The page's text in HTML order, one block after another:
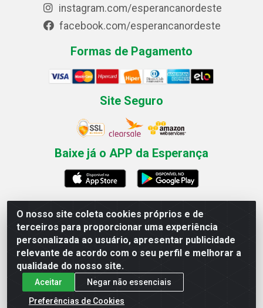
O nosso site coleta cookies próprios e de
terceiros para proporcionar uma experiência
personalizada ao usuário, apresentar publicidade
relevante de acordo com o seu perfil e melhorar a
qualidade do nosso site.
Aceitar
Negar não essenciais
Preferências de Cookies
instagram.com/esperancanordeste
facebook.com/esperancanordeste
Formas de Pagamento
Site Seguro
Baixe já o APP da Esperança
Esperança Nordeste - Rua Professor Caldas Filho, 291 -
Estância - Recife / PE CEP: 50771-335 - CNPJ
03.666.136/0001-23